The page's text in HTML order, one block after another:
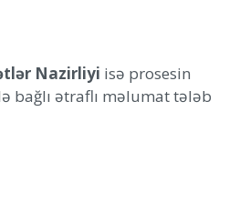
Nazirliyi isə prosesin
bağlı ətraflı məlumat tələb